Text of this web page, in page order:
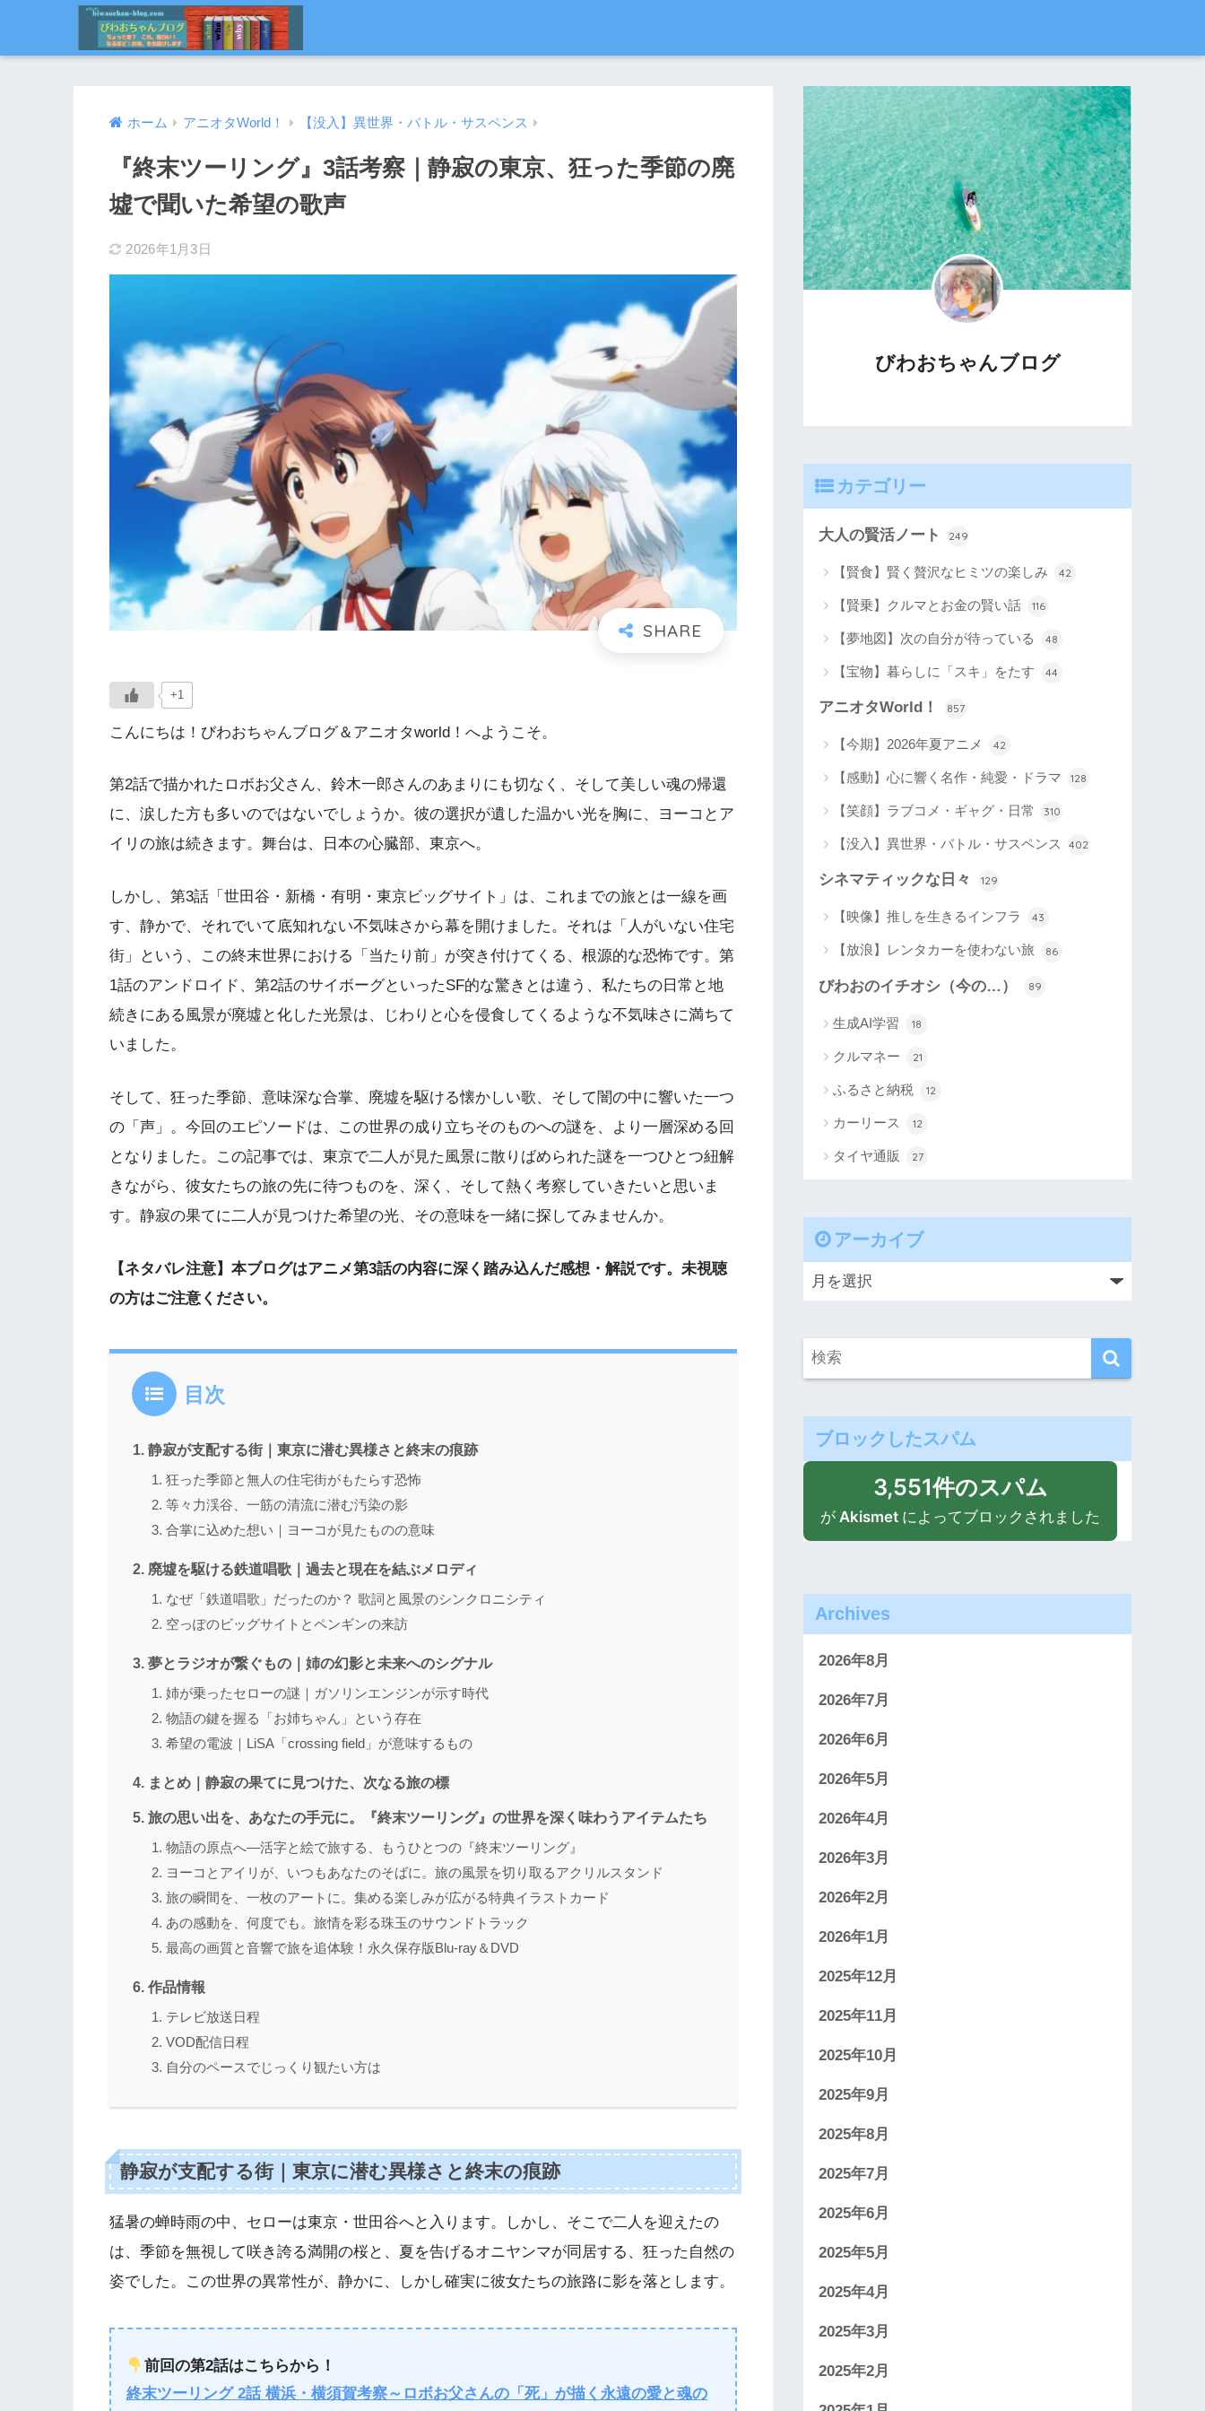
ホーム アニオタWorld！ 【没入】異世界・バトル・サスペンス
『終末ツーリング』3話考察｜静寂の東京、狂った季節の廃
墟で聞いた希望の歌声
2026年1月3日
+1
こんにちは！びわおちゃんブログ＆アニオタworld！へようこそ。
第2話で描かれたロボお父さん、鈴木一郎さんのあまりにも切なく、そして美しい魂の帰還
に、涙した方も多いのではないでしょうか。彼の選択が遺した温かい光を胸に、ヨーコとア
イリの旅は続きます。舞台は、日本の心臓部、東京へ。
しかし、第3話「世田谷・新橋・有明・東京ビッグサイト」は、これまでの旅とは一線を画
す、静かで、それでいて底知れない不気味さから幕を開けました。それは「人がいない住宅
街」という、この終末世界における「当たり前」が突き付けてくる、根源的な恐怖です。第
1話のアンドロイド、第2話のサイボーグといったSF的な驚きとは違う、私たちの日常と地
続きにある風景が廃墟と化した光景は、じわりと心を侵食してくるような不気味さに満ちて
いました。
そして、狂った季節、意味深な合掌、廃墟を駆ける懐かしい歌、そして闇の中に響いた一つ
の「声」。今回のエピソードは、この世界の成り立ちそのものへの謎を、より一層深める回
となりました。この記事では、東京で二人が見た風景に散りばめられた謎を一つひとつ紐解
きながら、彼女たちの旅の先に待つものを、深く、そして熱く考察していきたいと思いま
す。静寂の果てに二人が見つけた希望の光、その意味を一緒に探してみませんか。
【ネタバレ注意】本ブログはアニメ第3話の内容に深く踏み込んだ感想・解説です。未視聴
の方はご注意ください。
目次
静寂が支配する街｜東京に潜む異様さと終末の痕跡
狂った季節と無人の住宅街がもたらす恐怖
等々力渓谷、一筋の清流に潜む汚染の影
合掌に込めた想い｜ヨーコが見たものの意味
廃墟を駆ける鉄道唱歌｜過去と現在を結ぶメロディ
なぜ「鉄道唱歌」だったのか？ 歌詞と風景のシンクロニシティ
空っぽのビッグサイトとペンギンの来訪
夢とラジオが繋ぐもの｜姉の幻影と未来へのシグナル
姉が乗ったセローの謎｜ガソリンエンジンが示す時代
物語の鍵を握る「お姉ちゃん」という存在
希望の電波｜LiSA「crossing field」が意味するもの
まとめ｜静寂の果てに見つけた、次なる旅の標
旅の思い出を、あなたの手元に。『終末ツーリング』の世界を深く味わうアイテムたち
物語の原点へ―活字と絵で旅する、もうひとつの『終末ツーリング』
ヨーコとアイリが、いつもあなたのそばに。旅の風景を切り取るアクリルスタンド
旅の瞬間を、一枚のアートに。集める楽しみが広がる特典イラストカード
あの感動を、何度でも。旅情を彩る珠玉のサウンドトラック
最高の画質と音響で旅を追体験！永久保存版Blu-ray＆DVD
作品情報
テレビ放送日程
VOD配信日程
自分のペースでじっくり観たい方は
静寂が支配する街｜東京に潜む異様さと終末の痕跡
猛暑の蝉時雨の中、セローは東京・世田谷へと入ります。しかし、そこで二人を迎えたの
は、季節を無視して咲き誇る満開の桜と、夏を告げるオニヤンマが同居する、狂った自然の
姿でした。この世界の異常性が、静かに、しかし確実に彼女たちの旅路に影を落とします。
前回の第2話はこちらから！
終末ツーリング 2話 横浜・横須賀考察～ロボお父さんの「死」が描く永遠の愛と魂の
びわおちゃんブログ
カテゴリー
大人の賢活ノート 249
【賢食】賢く贅沢なヒミツの楽しみ 42
【賢乗】クルマとお金の賢い話 116
【夢地図】次の自分が待っている 48
【宝物】暮らしに「スキ」をたす 44
アニオタWorld！ 857
【今期】2026年夏アニメ 42
【感動】心に響く名作・純愛・ドラマ 128
【笑顔】ラブコメ・ギャグ・日常 310
【没入】異世界・バトル・サスペンス 402
シネマティックな日々 129
【映像】推しを生きるインフラ 43
【放浪】レンタカーを使わない旅 86
びわおのイチオシ（今の…） 89
生成AI学習 18
クルマネー 21
ふるさと納税 12
カーリース 12
タイヤ通販 27
アーカイブ
ブロックしたスパム
3,551件のスパム
が Akismet によってブロックされました
Archives
2026年8月
2026年7月
2026年6月
2026年5月
2026年4月
2026年3月
2026年2月
2026年1月
2025年12月
2025年11月
2025年10月
2025年9月
2025年8月
2025年7月
2025年6月
2025年5月
2025年4月
2025年3月
2025年2月